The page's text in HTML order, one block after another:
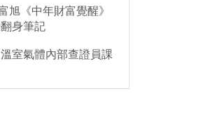
旭《中年財富覺醒》
身筆記
室氣體內部查證員課